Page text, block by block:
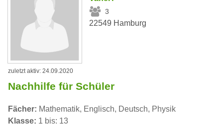
3
22549 Hamburg
zuletzt aktiv: 24.09.2020
Nachhilfe für Schüler
Fächer: Mathematik, Englisch, Deutsch, Physik
Klasse: 1 bis: 13